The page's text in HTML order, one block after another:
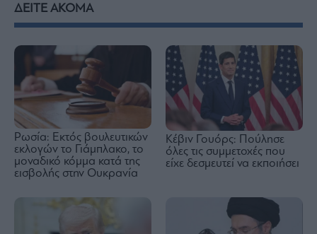
ΔΕΙΤΕ ΑΚΟΜΑ
Ρωσία: Εκτός βουλευτικών
εκλογών το Γιάμπλακο, το
μοναδικό κόμμα κατά της
εισβολής στην Ουκρανία
Κέβιν Γουόρς: Πούλησε
όλες τις συμμετοχές που
είχε δεσμευτεί να εκποιήσει